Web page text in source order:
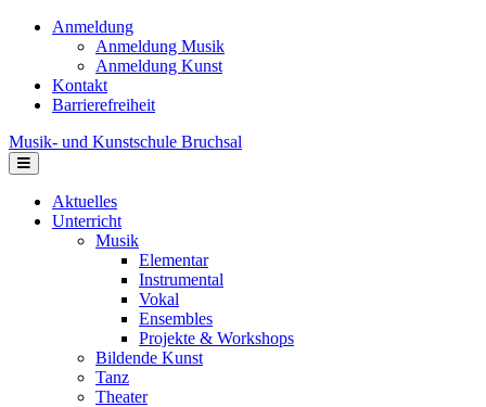
Anmeldung
Anmeldung Musik
Anmeldung Kunst
Kontakt
Barrierefreiheit
Musik- und Kunstschule Bruchsal
Navigation
Aktuelles
Unterricht
Musik
Elementar
Instrumental
Vokal
Ensembles
Projekte & Workshops
Bildende Kunst
Tanz
Theater